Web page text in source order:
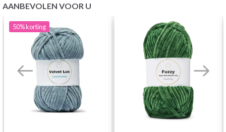
AANBEVOLEN VOOR U
50%korting